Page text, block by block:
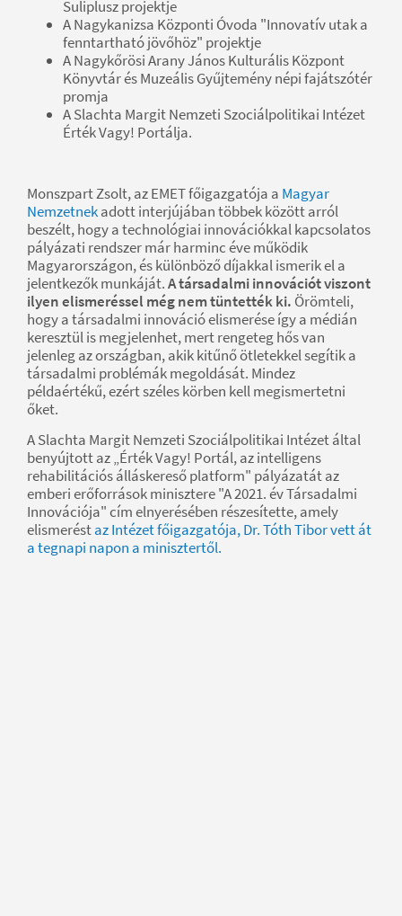
Suliplusz projektje
A Nagykanizsa Központi Óvoda "Innovatív utak a
fenntartható jövőhöz" projektje
A Nagykőrösi Arany János Kulturális Központ
Könyvtár és Muzeális Gyűjtemény népi fajátszótér
promja
A Slachta Margit Nemzeti Szociálpolitikai Intézet
Érték Vagy! Portálja.
Monszpart Zsolt, az EMET főigazgatója a Magyar
Nemzetnekadott interjújában többek között arról
beszélt, hogy a technológiai innovációkkal kapcsolatos
pályázati rendszer már harminc éve működik
Magyarországon, és különböző díjakkal ismerik el a
jelentkezők munkáját.A társadalmi innovációt viszont
ilyen elismeréssel még nem tüntették ki. Örömteli,
hogy a társadalmi innováció elismerése így a médián
keresztül is megjelenhet, mert rengeteg hős van
jelenleg az országban, akik kitűnő ötletekkel segítik a
társadalmi problémák megoldását. Mindez
példaértékű, ezért széles körben kell megismertetni
őket.
A Slachta Margit Nemzeti Szociálpolitikai Intézet által
benyújtott az „Érték Vagy! Portál, az intelligens
rehabilitációs álláskereső platform" pályázatát az
emberi erőforrások minisztere "A 2021. év Társadalmi
Innovációja" cím elnyerésében részesítette, amely
elismeréstaz Intézet főigazgatója, Dr. Tóth Tibor vett át
a tegnapi napon a minisztertől.